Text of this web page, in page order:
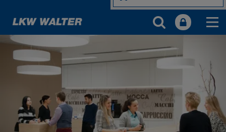
O NÁS
Informácia o firme
SHEQ-Manažment
Sociálna zodpovednosť